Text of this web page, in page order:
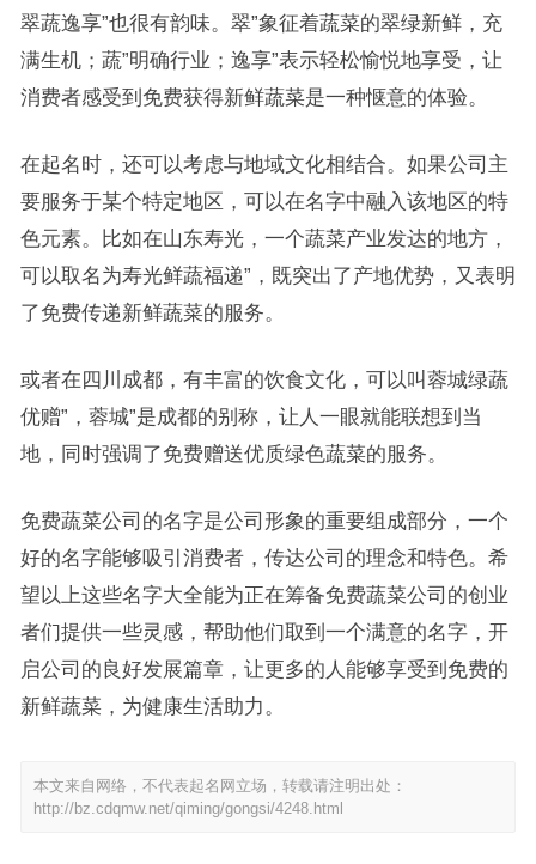
翠蔬逸享”也很有韵味。翠”象征着蔬菜的翠绿新鲜，充
满生机；蔬”明确行业；逸享”表示轻松愉悦地享受，让
消费者感受到免费获得新鲜蔬菜是一种惬意的体验。
在起名时，还可以考虑与地域文化相结合。如果公司主
要服务于某个特定地区，可以在名字中融入该地区的特
色元素。比如在山东寿光，一个蔬菜产业发达的地方，
可以取名为寿光鲜蔬福递”，既突出了产地优势，又表明
了免费传递新鲜蔬菜的服务。
或者在四川成都，有丰富的饮食文化，可以叫蓉城绿蔬
优赠”，蓉城”是成都的别称，让人一眼就能联想到当
地，同时强调了免费赠送优质绿色蔬菜的服务。
免费蔬菜公司的名字是公司形象的重要组成部分，一个
好的名字能够吸引消费者，传达公司的理念和特色。希
望以上这些名字大全能为正在筹备免费蔬菜公司的创业
者们提供一些灵感，帮助他们取到一个满意的名字，开
启公司的良好发展篇章，让更多的人能够享受到免费的
新鲜蔬菜，为健康生活助力。
本文来自网络，不代表起名网立场，转载请注明出处：
http://bz.cdqmw.net/qiming/gongsi/4248.html